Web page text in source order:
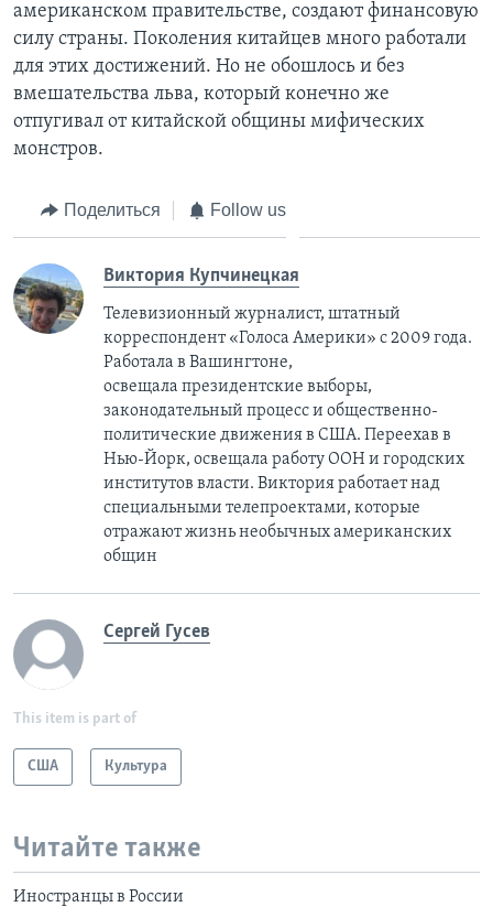
американском правительстве, создают финансовую
силу страны. Поколения китайцев много работали
для этих достижений. Но не обошлось и без
вмешательства льва, который конечно же
отпугивал от китайской общины мифических
монстров.
Поделиться Follow us
Виктория Купчинецкая
Телевизионный журналист, штатный
корреспондент «Голоса Америки» с 2009 года.
Работала в Вашингтоне,
освещала президентские выборы,
законодательный процесс и общественно-
политические движения в США. Переехав в
Нью-Йорк, освещала работу ООН и городских
институтов власти. Виктория работает над
специальными телепроектами, которые
отражают жизнь необычных американских
общин
Сергей Гусев
This item is part of
США Культура
Читайте также
Иностранцы в России